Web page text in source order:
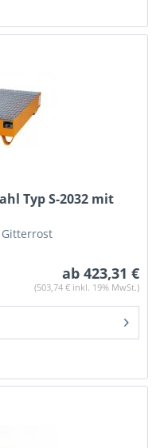
Typ S-2032 mit
Gitterrost
ab 423,31 €
(503,74 € inkl. 19% MwSt.)